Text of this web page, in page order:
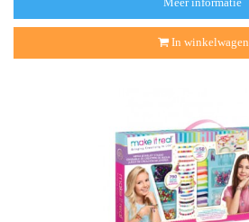
Meer informatie
In winkelwagen